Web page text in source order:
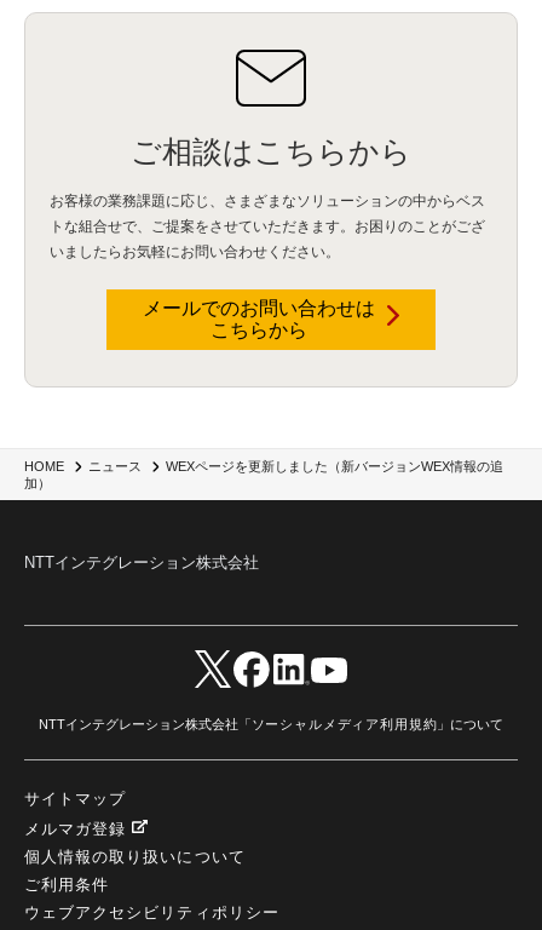
HOME ニュース
WEXページを更新しました（新バージョンWEX情報の追
加）
ご相談はこちらから
お客様の業務課題に応じ、さまざまなソリューションの中からベス
トな組合せで、
ご提案をさせていただきます。お困りのことがござ
いましたらお気軽にお問い合わせください。
メールでのお問い合わせは
こちらから
NTTインテグレーション株式会社
NTTインテグレーション株式会社「ソーシャルメディア利用規約 」について
サイトマップ
メルマガ登録
個人情報の取り扱いについて
ご利用条件
ウェブアクセシビリティポリシー